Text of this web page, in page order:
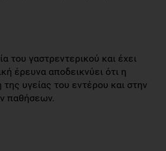
του γαστρεντερικού και έχει
έρευνα αποδεικνύει ότι η
υγείας του εντέρου και στην
παθήσεων.